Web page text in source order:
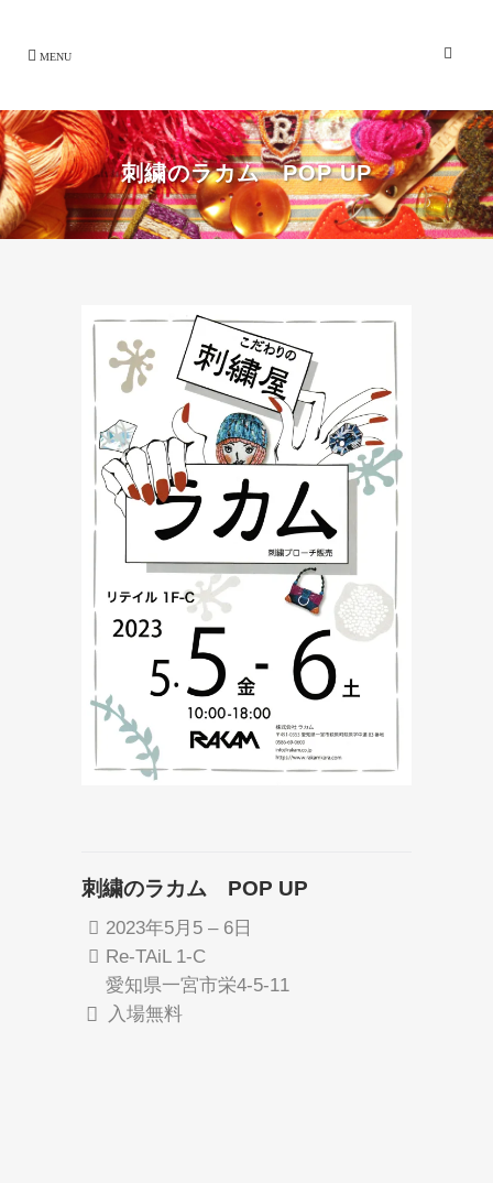
刺繍のラカム POP UP
刺繍のラカム POP UP
2023年5月5– 6日
Re-TAiL 1-C
愛知県一宮市栄4-5-11
入場無料